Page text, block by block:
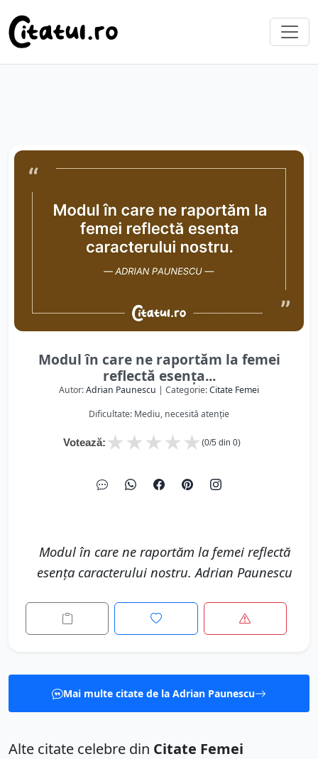
Modul în care ne raportăm la femei
reflectă esența...
Autor:Adrian Paunescu | Categorie:Citate Femei
Dificultate: Mediu, necesită atenție
Votează: ★
★
★
★
★ (0/5 din 0)
Modul în care ne raportăm la femei reflectă
esența caracterului nostru. Adrian Paunescu
Mai multe citate de la Adrian Paunescu
Alte citate celebre din Citate Femei